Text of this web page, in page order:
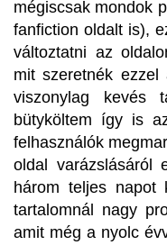
mégiscsak mondok
fanfiction oldalt is),
változtatni az
mit szeretnék
viszonylag kevés
bütyköltem így is
felhasználók
oldal varázslásáról
három teljes
tartalomnál nagy
amit még a nyolc